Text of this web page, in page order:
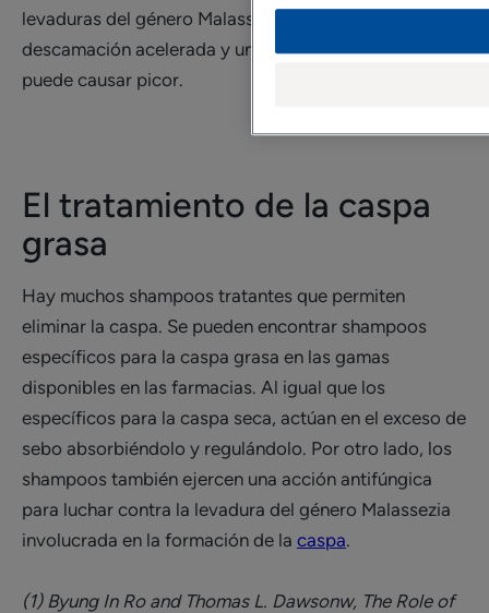
levaduras del género Malassezia, que provocan una
descamación acelerada y una inflamación local que
puede causar picor.
El tratamiento de la caspa
grasa
Hay muchos shampoos tratantes que permiten
eliminar la caspa. Se pueden encontrar shampoos
específicos para la caspa grasa en las gamas
disponibles en las farmacias. Al igual que los
específicos para la caspa seca, actúan en el exceso de
sebo absorbiéndolo y regulándolo. Por otro lado, los
shampoos también ejercen una acción antifúngica
para luchar contra la levadura del género Malassezia
involucrada en la formación de la caspa.
(1) Byung In Ro and Thomas L. Dawsonw, The Role of